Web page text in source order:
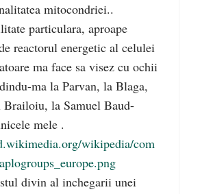
mitocondriei..
particulara, aproape
reactorul energetic al celulei
ma face sa visez cu ochii
ma la Parvan, la Blaga,
Brailoiu, la Samuel Baud-
mele .
wikipedia/com
divin al inchegarii unei